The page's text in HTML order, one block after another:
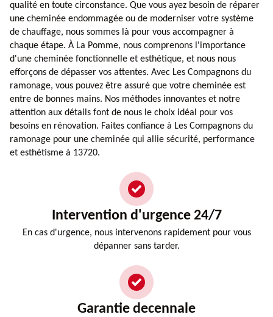
qualité en toute circonstance. Que vous ayez besoin de réparer
une cheminée endommagée ou de moderniser votre système
de chauffage, nous sommes là pour vous accompagner à
chaque étape. À La Pomme, nous comprenons l'importance
d'une cheminée fonctionnelle et esthétique, et nous nous
efforçons de dépasser vos attentes. Avec Les Compagnons du
ramonage, vous pouvez être assuré que votre cheminée est
entre de bonnes mains. Nos méthodes innovantes et notre
attention aux détails font de nous le choix idéal pour vos
besoins en rénovation. Faites confiance à Les Compagnons du
ramonage pour une cheminée qui allie sécurité, performance
et esthétisme à 13720.
Intervention d'urgence 24/7
En cas d'urgence, nous intervenons rapidement pour vous
dépanner sans tarder.
Garantie decennale